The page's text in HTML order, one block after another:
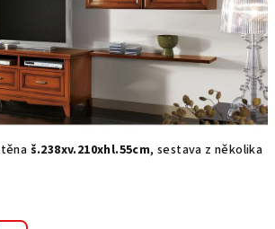
š.238xv.210xhl.55cm, sestava z několika